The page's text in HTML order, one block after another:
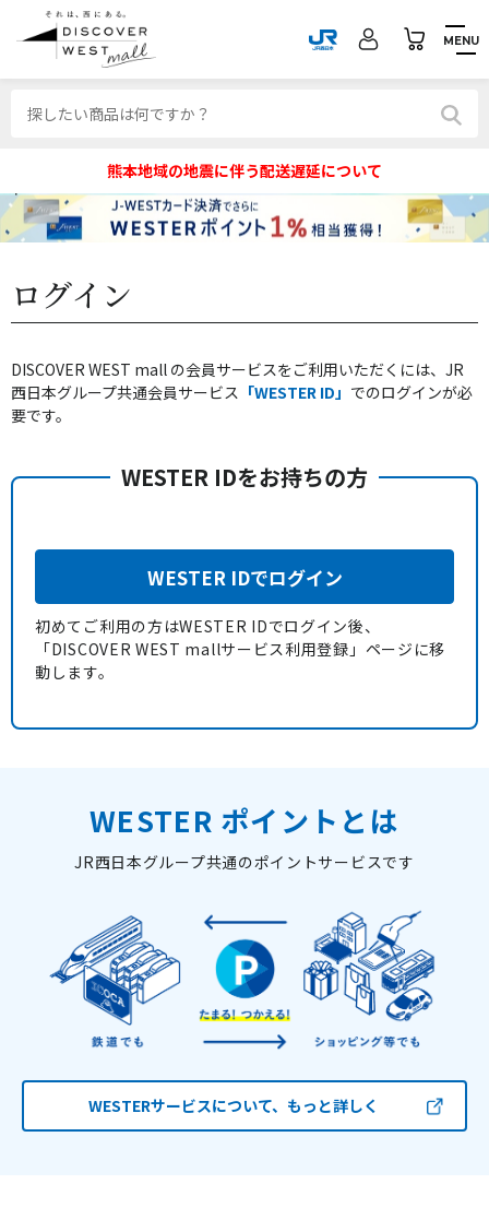
MENU
熊本地域の地震に伴う配送遅延について
ログイン
DISCOVER WEST mall の会員サービスをご利用いただくには、JR
西日本グループ共通会員サービス 「WESTER ID」 でのログインが必
要です。
WESTER IDをお持ちの方
WESTER IDでログイン
初めてご利用の方はWESTER IDでログイン後、
「DISCOVER WEST mallサービス利用登録」ページに移
動します。
WESTER ポイントとは
JR西日本グループ共通のポイントサービスです
WESTERサービスについて、もっと詳しく